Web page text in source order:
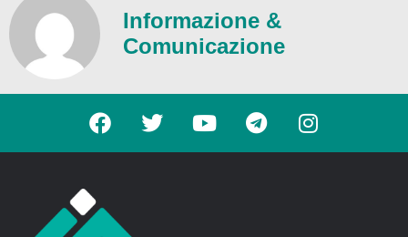
Informazione &
Comunicazione